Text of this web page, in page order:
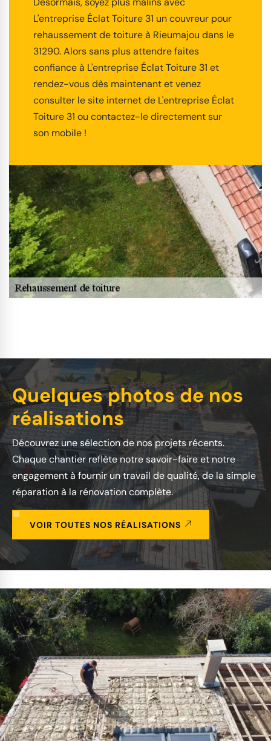
L'entreprise Éclat Toiture 31 un couvreur pour
rehaussement de toiture à Rieumajou dans le
31290. Alors sans plus attendre faites
confiance à L'entreprise Éclat Toiture 31 et
rendez-vous dès maintenant et venez
consulter le site internet de L'entreprise Éclat
Toiture 31 ou contactez-le directement sur
son mobile !
Quelques photos de nos
réalisations
Découvrez une sélection de nos projets récents.
Chaque chantier reflète notre savoir-faire et notre
engagement à fournir un travail de qualité, de la simple
réparation à la rénovation complète.
VOIR TOUTES NOS RÉALISATIONS